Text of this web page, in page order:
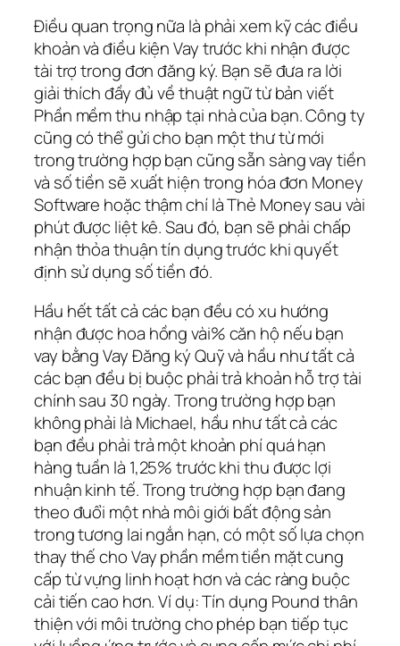
Điều quan trọng nữa là phải xem kỹ các điều
khoản và điều kiện Vay trước khi nhận được
tài trợ trong đơn đăng ký. Bạn sẽ đưa ra lời
giải thích đầy đủ về thuật ngữ từ bản viết
Phần mềm thu nhập tại nhà của bạn. Công ty
cũng có thể gửi cho bạn một thư từ mới
trong trường hợp bạn cũng sẵn sàng vay tiền
và số tiền sẽ xuất hiện trong hóa đơn Money
Software hoặc thậm chí là Thẻ Money sau vài
phút được liệt kê. Sau đó, bạn sẽ phải chấp
nhận thỏa thuận tín dụng trước khi quyết
định sử dụng số tiền đó.
Hầu hết tất cả các bạn đều có xu hướng
nhận được hoa hồng vài% căn hộ nếu bạn
vay bằng Vay Đăng ký Quỹ và hầu như tất cả
các bạn đều bị buộc phải trả khoản hỗ trợ tài
chính sau 30 ngày. Trong trường hợp bạn
không phải là Michael, hầu như tất cả các
bạn đều phải trả một khoản phí quá hạn
hàng tuần là 1,25% trước khi thu được lợi
nhuận kinh tế. Trong trường hợp bạn đang
theo đuổi một nhà môi giới bất động sản
trong tương lai ngắn hạn, có một số lựa chọn
thay thế cho Vay phần mềm tiền mặt cung
cấp từ vựng linh hoạt hơn và các ràng buộc
cải tiến cao hơn. Ví dụ: Tín dụng Pound thân
thiện với môi trường cho phép bạn tiếp tục